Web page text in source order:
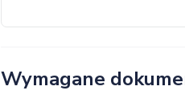
Wymagane